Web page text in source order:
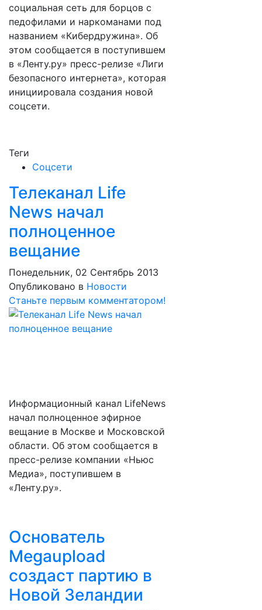
социальная сеть для борцов с
педофилами и наркоманами под
названием «Кибердружина». Об
этом сообщается в поступившем
в «Ленту.ру» пресс-релизе «Лиги
безопасного интернета», которая
инициировала создания новой
соцсети.
Теги
Соцсети
Телеканал Life
News начал
полноценное
вещание
Понедельник, 02 Сентябрь 2013
Опубликовано в Новости
Станьте первым комментатором!
Информационный канал LifeNews
начал полноценное эфирное
вещание в Москве и Московской
области. Об этом сообщается в
пресс-релизе компании «Ньюс
Медиа», поступившем в
«Ленту.ру».
Основатель
Megaupload
создаст партию в
Новой Зеландии